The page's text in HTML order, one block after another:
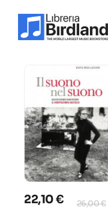
22,10 € 26,00 €